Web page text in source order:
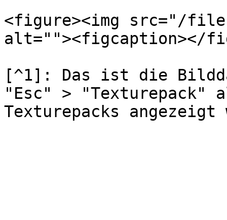
<figure><img src="/
alt=""><figcaption></
[^1]: Das ist die
"Esc" > "Texturepack"